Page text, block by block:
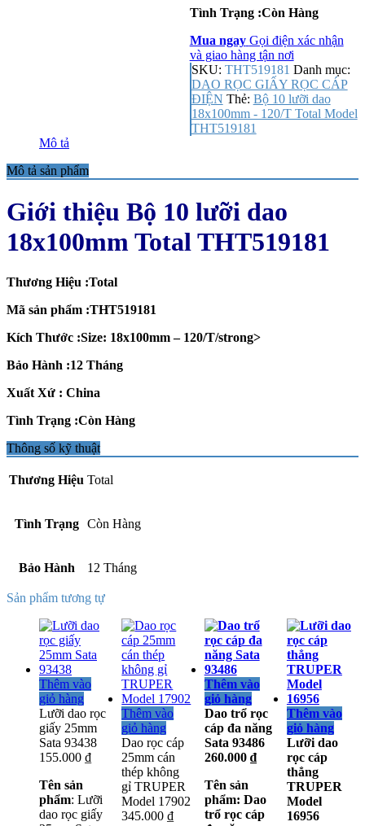
Tình Trạng :Còn Hàng
Mua ngay Gọi điện xác nhận
và giao hàng tận nơi
SKU: THT519181 Danh mục:
DAO RỌC GIẤY RỌC CÁP
ĐIỆN Thẻ: Bộ 10 lưỡi dao
18x100mm - 120/T Total Model
THT519181
Mô tả
Mô tả sản phẩm
Giới thiệu Bộ 10 lưỡi dao
18x100mm Total THT519181
Thương Hiệu :Total
Mã sản phẩm :THT519181
Kích Thước :Size: 18x100mm – 120/T/strong>
Bảo Hành :12 Tháng
Xuất Xứ : China
Tình Trạng :Còn Hàng
Thông số kỹ thuật
Thương Hiệu Total
Tình Trạng Còn Hàng
Bảo Hành 12 Tháng
Sản phẩm tương tự
Thêm vào
giỏ hàng
Lưỡi dao rọc
giấy 25mm
Sata 93438
155.000 ₫
Tên sản
phẩm: Lưỡi
dao rọc giấy
Thêm vào
giỏ hàng
Dao rọc cáp
25mm cán
thép không
gỉ TRUPER
Model 17902
345.000₫
Thêm vào
giỏ hàng
Dao trổ rọc
cáp đa năng
Sata 93486
260.000 ₫
Tên sản
phẩm: Dao
trổ rọc cáp
Thêm vào
giỏ hàng
Lưỡi dao
rọc cáp
thẳng
TRUPER
Model
16956